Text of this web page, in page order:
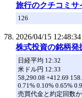
旅行のクチコミサ
126
2026/04/15 12:48:34
株式投資の銘柄発
日経平均 12:32
米ドル円 12:33
58,290.08 +412.69
0.71% 0.10% 0.65%
売買代金と約定回数